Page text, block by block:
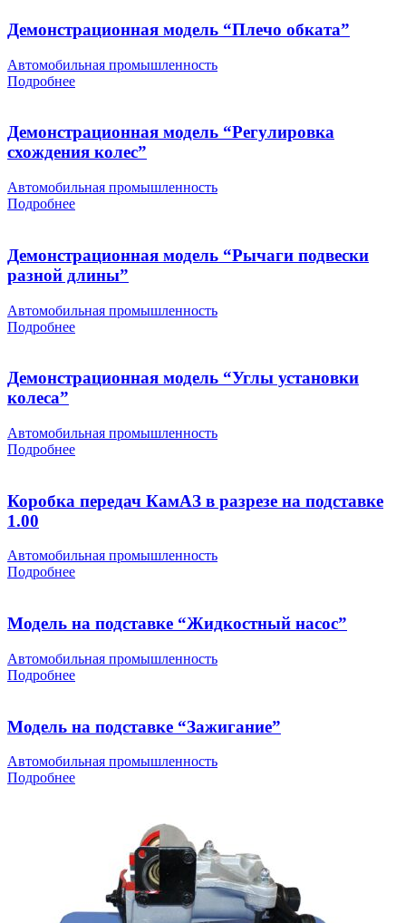
Демонстрационная модель “Плечо обката”
Автомобильная промышленность
Подробнее
Демонстрационная модель “Регулировка
схождения колес”
Автомобильная промышленность
Подробнее
Демонстрационная модель “Рычаги подвески
разной длины”
Автомобильная промышленность
Подробнее
Демонстрационная модель “Углы установки
колеса”
Автомобильная промышленность
Подробнее
Коробка передач КамАЗ в разрезе на подставке
1.00
Автомобильная промышленность
Подробнее
Модель на подставке “Жидкостный насос”
Автомобильная промышленность
Подробнее
Модель на подставке “Зажигание”
Автомобильная промышленность
Подробнее